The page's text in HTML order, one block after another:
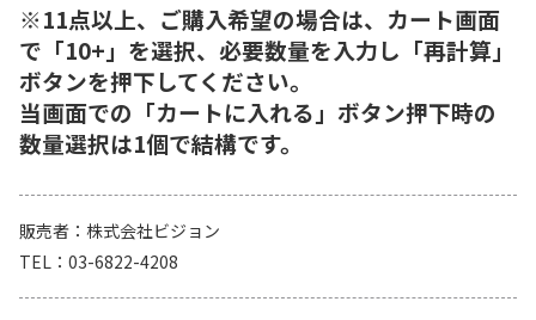
※11点以上、ご購入希望の場合は、カート画面
で「10+」を選択、必要数量を入力し「再計算」
ボタンを押下してください。
当画面での「カートに入れる」ボタン押下時の
数量選択は1個で結構です。
販売者
株式会社ビジョン
TEL
03-6822-4208